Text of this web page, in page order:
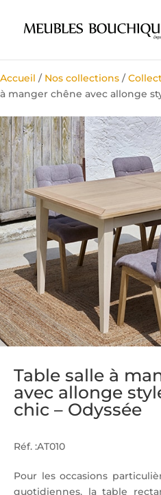
Accueil / Nos collections /
à manger chêne avec allonge
Table salle à
avec allonge
chic – Odyssée
Réf. :AT010
Pour les occasions
quotidiennes, la table